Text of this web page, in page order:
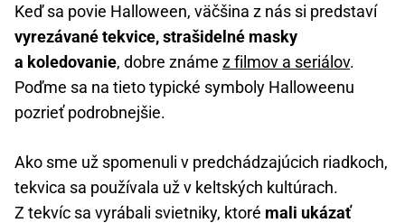
Keď sa povie Halloween, väčšina z nás si predstaví
vyrezávané tekvice, strašidelné masky
a koledovanie, dobre známe z filmov a seriálov.
Poďme sa na tieto typické symboly Halloweenu
pozrieť podrobnejšie.
Ako sme už spomenuli v predchádzajúcich riadkoch,
tekvica sa používala už v keltských kultúrach.
Z tekvíc sa vyrábali svietniky, ktoré mali ukázať